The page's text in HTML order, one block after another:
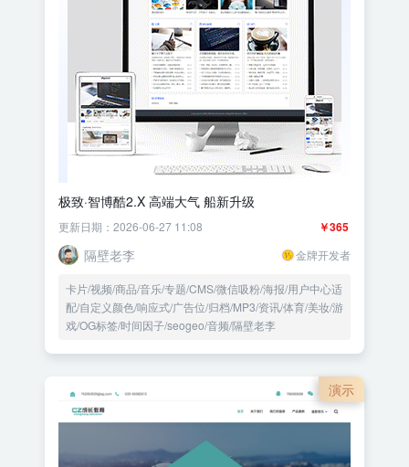
极致·智博酷2.X 高端大气 船新升级
￥365
更新日期：2026-06-27 11:08
隔壁老李 金牌开发者
卡片/视频/商品/音乐/专题/CMS/微信吸粉/海报/用户中心适
配/自定义颜色/响应式/广告位/归档/MP3/资讯/体育/美妆/游
戏/OG标签/时间因子/seogeo/音频/隔壁老李
演示